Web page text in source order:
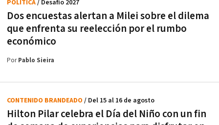
Dos encuestas alertan a Milei sobre el dilema
que enfrenta su reelección por el rumbo
económico
POLÍTICA/ Desafío 2027
PorPablo Sieira
Hilton Pilar celebra el Día del Niño con un fin
CONTENIDO BRANDEADO / Del 15 al 16 de agosto